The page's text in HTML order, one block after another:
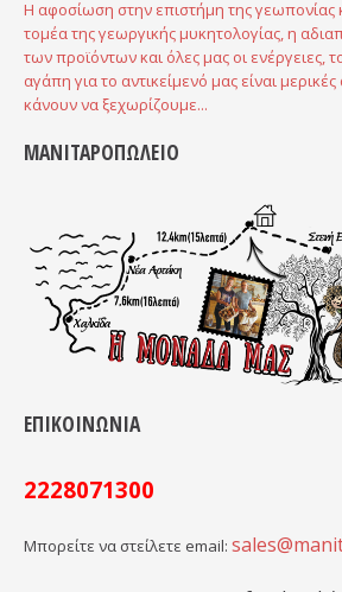
Η αφοσίωση στην επιστήμη της γεωπονίας
τομέα της γεωργικής μυκητολογίας, η
των προϊόντων και όλες μας οι ενέργειες,
αγάπη για το αντικείμενό μας είναι
κάνουν να ξεχωρίζουμε...
ΜΑΝΙΤΑΡΟΠΩΛΕΙΟ
ΕΠΙΚΟΙΝΩΝΙΑ
2228071300
Μπορείτε να στείλετε email: